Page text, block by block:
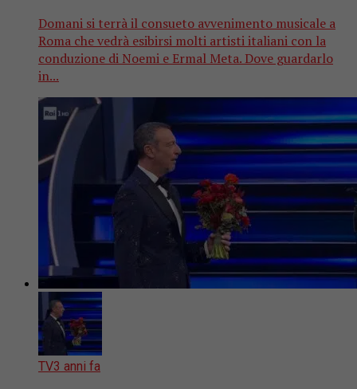
Domani si terrà il consueto avvenimento musicale a
Roma che vedrà esibirsi molti artisti italiani con la
conduzione di Noemi e Ermal Meta. Dove guardarlo
in...
TV3 anni fa